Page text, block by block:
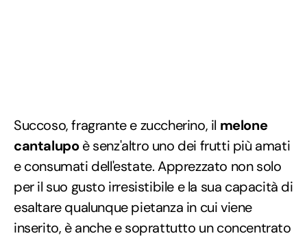
Succoso, fragrante e zuccherino, il melone
cantalupoè senz'altro uno dei frutti più amati
e consumati dell'estate. Apprezzato non solo
per il suo gusto irresistibile e la sua capacità di
esaltare qualunque pietanza in cui viene
inserito, è anche e soprattutto un concentrato